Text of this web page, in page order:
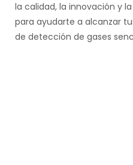
la calidad, la innovación y
para ayudarte a alcanzar
de detección de gases